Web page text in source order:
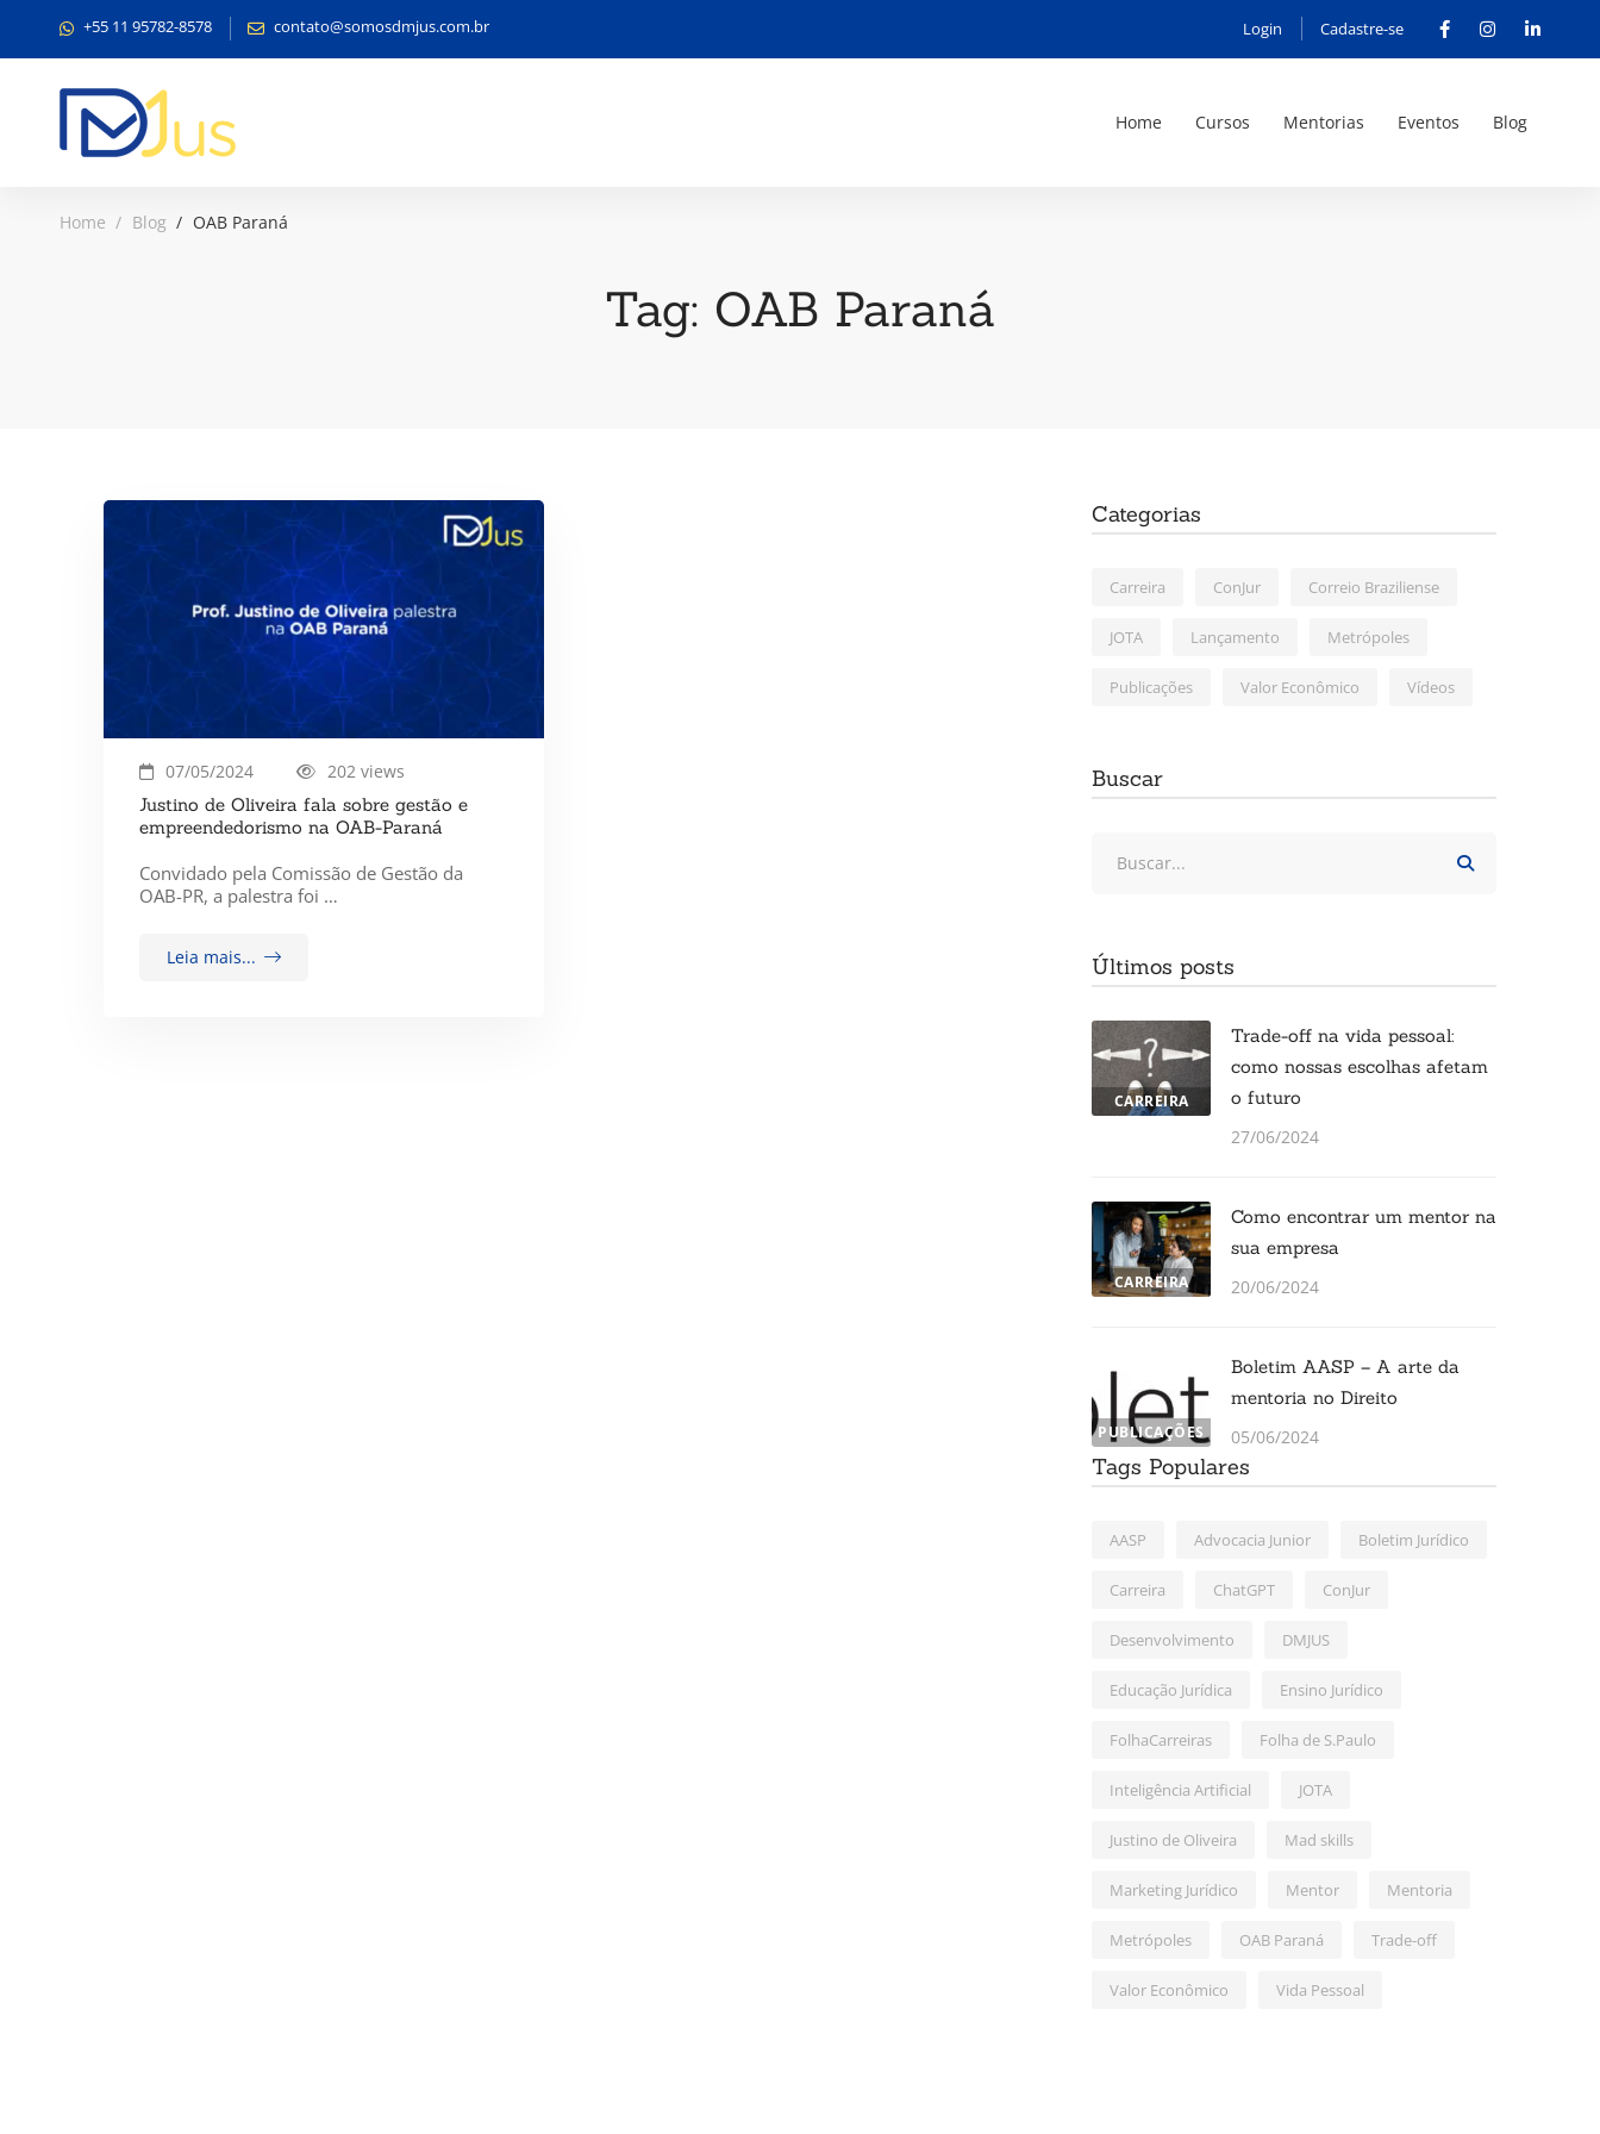
+55 11 95782-8578 contato@somosdmjus.com.br Login Cadastre-se
Home Cursos Mentorias Eventos Blog
Home Blog OAB Paraná
Tag: OAB Paraná
07/05/2024
202 views
Justino de Oliveira fala sobre gestão e
empreendedorismo na OAB-Paraná
Convidado pela Comissão de Gestão da
OAB-PR, a palestra foi …
Leia mais...
Categorias
Carreira ConJur Correio Braziliense
JOTA Lançamento Metrópoles
Publicações Valor Econômico Vídeos
Buscar
Últimos posts
CARREIRA
Trade-off na vida pessoal:
como nossas escolhas afetam
o futuro
27/06/2024
CARREIRA
Como encontrar um mentor na
sua empresa
20/06/2024
PUBLICAÇÕES
Boletim AASP – A arte da
mentoria no Direito
05/06/2024
Tags Populares
AASP Advocacia Junior Boletim Jurídico
Carreira ChatGPT ConJur
Desenvolvimento DMJUS
Educação Jurídica Ensino Jurídico
FolhaCarreiras Folha de S.Paulo
Inteligência Artificial JOTA
Justino de Oliveira Mad skills
Marketing Jurídico Mentor Mentoria
Metrópoles OAB Paraná Trade-off
Valor Econômico Vida Pessoal